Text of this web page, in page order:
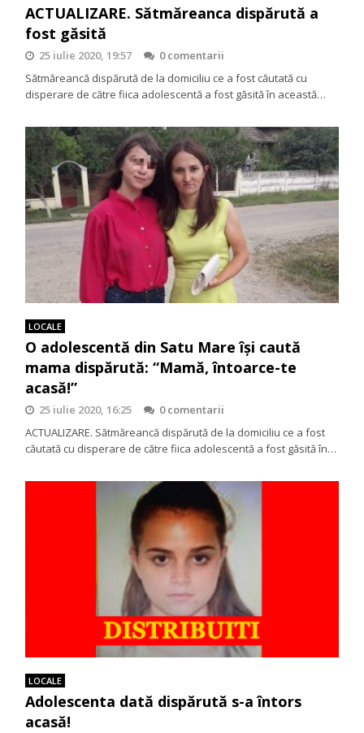
ACTUALIZARE. Sătmăreanca dispărută a
fost găsită
25 iulie 2020, 19:57
0 comentarii
Sătmăreancă dispărută de la domiciliu ce a fost căutată cu
disperare de către fiica adolescentă a fost găsită în această…
LOCALE
O adolescentă din Satu Mare își caută
mama dispărută: “Mamă, întoarce-te
acasă!”
25 iulie 2020, 16:25
0 comentarii
ACTUALIZARE. Sătmăreancă dispărută de la domiciliu ce a fost
căutată cu disperare de către fiica adolescentă a fost găsită în…
LOCALE
Adolescenta dată dispărută s-a întors
acasă!